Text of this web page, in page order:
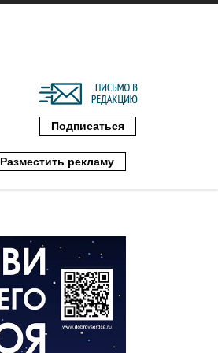
Подписаться
Разместить рекламу